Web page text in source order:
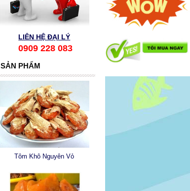
LIÊN HỆ ĐẠI LÝ
0909 228 083
SẢN PHẨM
Tôm Khô Nguyên Vỏ